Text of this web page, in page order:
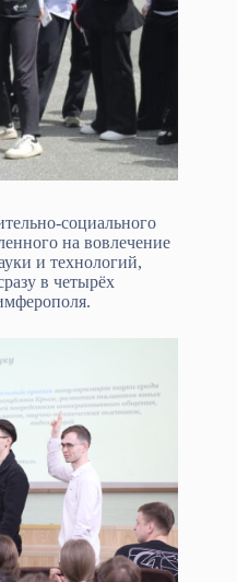
социального
на вовлечение
и технологий,
в четырёх